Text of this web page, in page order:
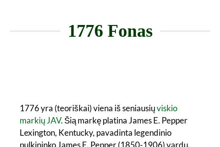
1776 Fonas
1776 yra (teoriškai) viena iš seniausiųviskio
markių JAV. Šią markę platina James E. Pepper
Lexington, Kentucky, pavadinta legendinio
pulkininko James E. Pepper (1850-1906) vardu.